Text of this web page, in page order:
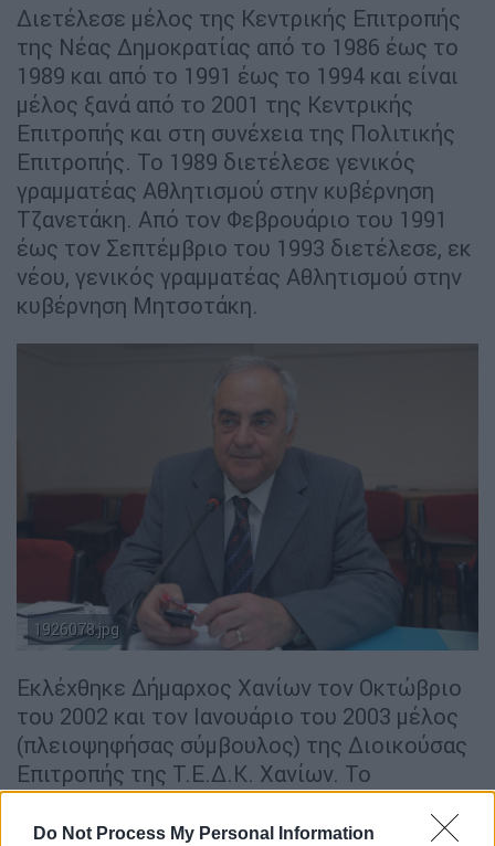
Do Not Process My Personal Information
Διετέλεσε μέλος της Κεντρικής Επιτροπής
της Νέας Δημοκρατίας από το 1986 έως το
1989 και από το 1991 έως το 1994 και είναι
μέλος ξανά από το 2001 της Κεντρικής
Επιτροπής και στη συνέχεια της Πολιτικής
Επιτροπής. Το 1989 διετέλεσε γενικός
γραμματέας Αθλητισμού στην κυβέρνηση
Τζανετάκη. Από τον Φεβρουάριο του 1991
έως τον Σεπτέμβριο του 1993 διετέλεσε, εκ
νέου, γενικός γραμματέας Αθλητισμού στην
κυβέρνηση Μητσοτάκη.
1926078.jpg
Εκλέχθηκε Δήμαρχος Χανίων τον Οκτώβριο
του 2002 και τον Ιανουάριο του 2003 μέλος
(πλειοψηφήσας σύμβουλος) της Διοικούσας
Επιτροπής της Τ.Ε.Δ.Κ. Χανίων. Το
Φεβρουάριο του 2004 εισήλθε εκ νέου στο
Δ.Σ. της Κ.Ε.Δ.Κ.Ε. και εξελέγη μέλος και